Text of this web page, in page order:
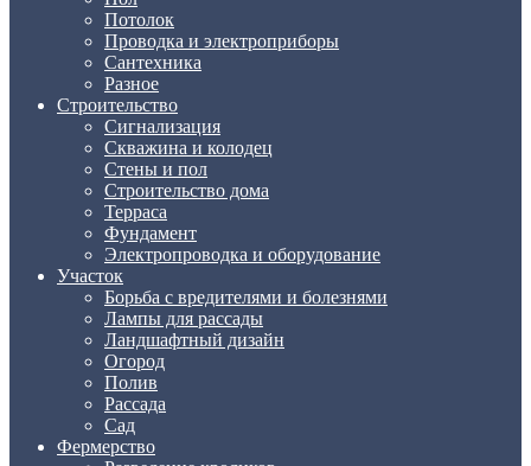
Потолок
Проводка и электроприборы
Сантехника
Разное
Строительство
Сигнализация
Скважина и колодец
Стены и пол
Строительство дома
Терраса
Фундамент
Электропроводка и оборудование
Участок
Борьба с вредителями и болезнями
Лампы для рассады
Ландшафтный дизайн
Огород
Полив
Рассада
Сад
Фермерство